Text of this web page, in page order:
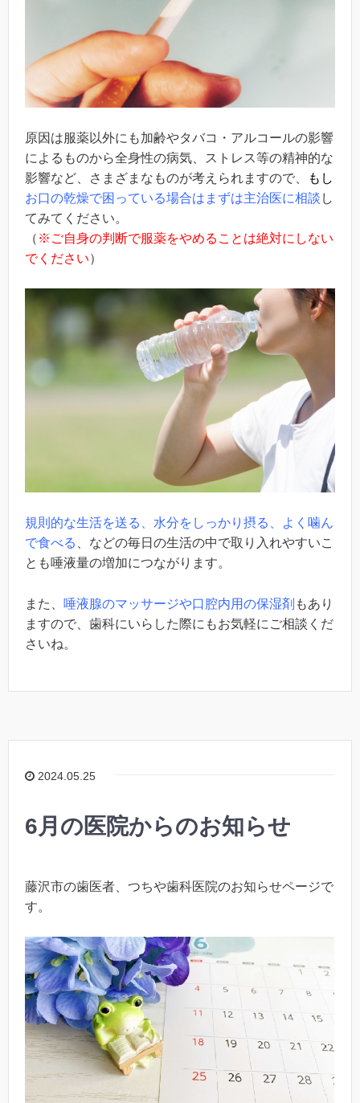
原因は服薬以外にも加齢やタバコ・アルコールの影響
によるものから全身性の病気、ストレス等の精神的な
影響など、さまざまなものが考えられますので、
もし
お口の乾燥で困っている場合はまずは主治医に相談 し
てみてください。
（ ※ご自身の判断で服薬をやめることは絶対にしない
でください）
規則的な生活を送る、水分をしっかり摂る、よく噛ん
で食べる 、などの毎日の生活の中で取り入れやすいこ
とも唾液量の増加につながります。
また、 唾液腺のマッサージや口腔内用の保湿剤 もあり
ますので、歯科にいらした際にもお気軽にご相談くだ
さいね。
2024.05.25
6月の医院からのお知らせ
藤沢市の歯医者、つちや歯科医院のお知らせページで
す。